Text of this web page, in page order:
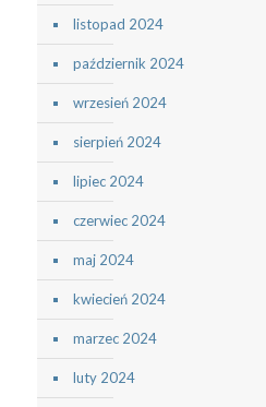
listopad 2024
październik 2024
wrzesień 2024
sierpień 2024
lipiec 2024
czerwiec 2024
maj 2024
kwiecień 2024
marzec 2024
luty 2024